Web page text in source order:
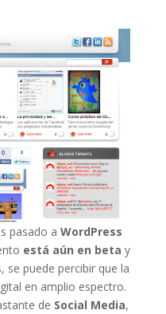
pasado a WordPress
está aún en beta y
se puede percibir que la
en amplio espectro.
de Social Media,